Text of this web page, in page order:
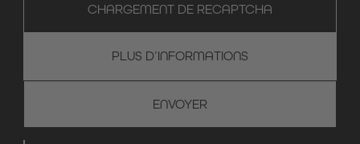
CHARGEMENT DE RECAPTCHA
PLUS D’INFORMATIONS